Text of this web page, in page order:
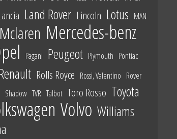
Land Rover Lincoln Lotus MAN
Mclaren Mercedes-benz
Pagani Peugeot Plymouth Pontiac
Rolls Royce Rossi, Valentino Rover
Shadow TVR Talbot Toro Rosso Toyota
Volvo Williams